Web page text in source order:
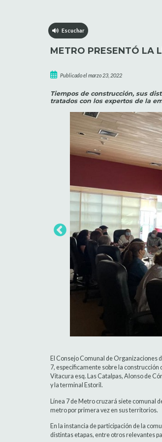
Escuchar
METRO PRESENTÓ LA
Publicado el marzo 23, 2022
Tiempos de construcción, sus
tratados con los expertos de la
El Consejo Comunal de Organizaciones
7, específicamente sobre la construcción
Vitacura esq. Las Catalpas, Alonso de
y la terminal Estoril.
Línea 7 de Metro cruzará siete comunal
metro por primera vez en sus territorios.
En la instancia de participación de la
distintas etapas, entre otros relevantes